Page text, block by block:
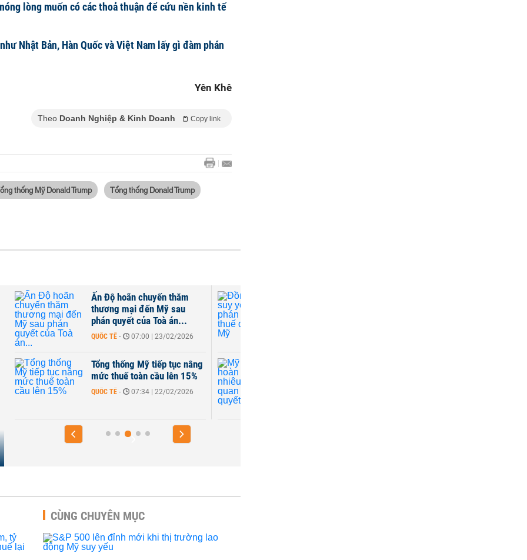
lòng muốn có các thoả thuận để cứu nền kinh tế
Nhật Bản, Hàn Quốc và Việt Nam lấy gì đàm phán
Yên Khê
Theo Doanh Nghiệp & Kinh Doanh Copy link
thống Mỹ Donald Trump Tổng thống Donald Trump
Ấn Độ hoãn chuyến thăm
thương mại đến Mỹ sau
phán quyết của Toà án...
QUỐC TẾ - 07:00 | 23/02/2026
Tổng thống Mỹ tiếp tục nâng
mức thuế toàn cầu lên 15%
QUỐC TẾ - 07:34 | 22/02/2026
CÙNG CHUYÊN MỤC